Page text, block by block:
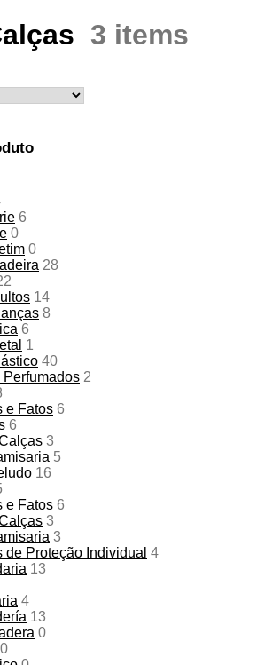
3 items
6
0
0
28
14
8
6
1
40
2
e Fatos 6
6
3
5
16
e Fatos 6
3
3
de Proteção Individual 4
13
4
13
0
0